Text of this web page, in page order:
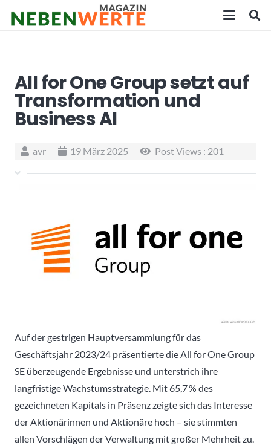
All for One Group setzt auf
Transformation und
Business AI
avr 19 März 2025 Post Views : 201
Auf der gestrigen Hauptversammlung für das
Geschäftsjahr 2023/24 präsentierte die All for One Group
SE überzeugende Ergebnisse und unterstrich ihre
langfristige Wachstumsstrategie. Mit 65,7 % des
gezeichneten Kapitals in Präsenz zeigte sich das Interesse
der Aktionärinnen und Aktionäre hoch – sie stimmten
allen Vorschlägen der Verwaltung mit großer Mehrheit zu.